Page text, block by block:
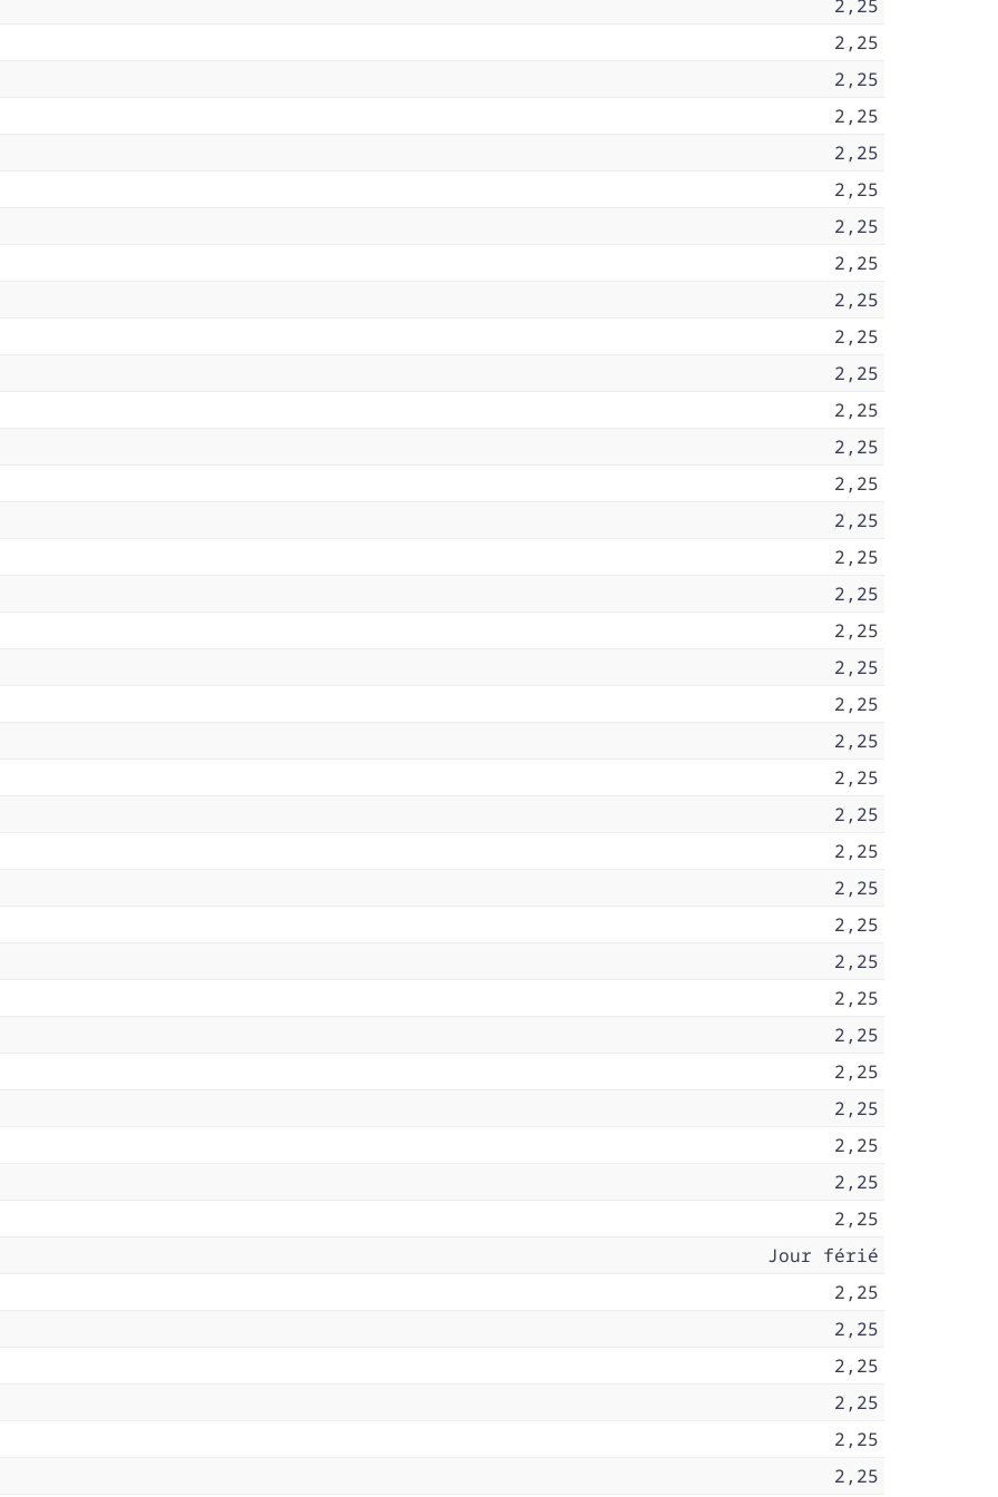
2,25
2,25
2,25
2,25
2,25
2,25
2,25
2,25
2,25
2,25
2,25
2,25
2,25
2,25
2,25
2,25
2,25
2,25
2,25
2,25
2,25
2,25
2,25
2,25
2,25
2,25
2,25
2,25
2,25
2,25
2,25
2,25
2,25
2,25
Jour férié
2,25
2,25
2,25
2,25
2,25
2,25